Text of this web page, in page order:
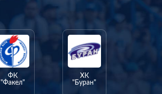
ФК
"Факел"
ХК
"Буран"